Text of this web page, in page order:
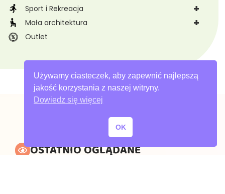
Używamy ciasteczek, aby zapewnić najlepszą
jakość korzystania z naszej witryny.
Dowiedz się więcej
OK
+
Sport i Rekreacja
+
Mała architektura
Outlet
OSTATNIO OGLĄDANE